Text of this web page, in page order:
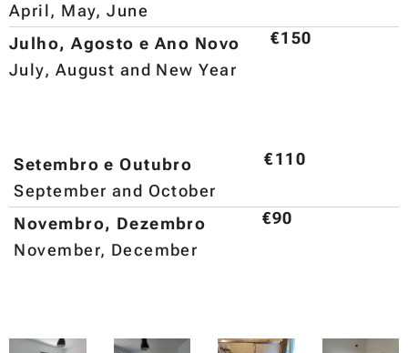
April, May, June
Julho, Agosto e Ano Novo
July, August and New Year
€150
Setembro e Outubro
September and October
€110
Novembro, Dezembro
November, December
€90